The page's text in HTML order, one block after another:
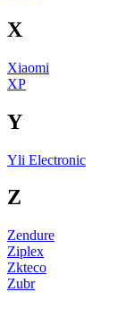
X
Xiaomi
XP
Y
Yli Electronic
Z
Zendure
Ziplex
Zkteco
Zubr